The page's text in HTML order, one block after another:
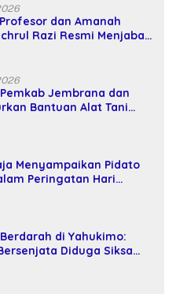
dan Amanah
Razi Resmi Menjabat
Jembrana dan
Bantuan Alat Tani
Menyampaikan Pidato
Peringatan Hari
di Yahukimo:
Diduga Siksa